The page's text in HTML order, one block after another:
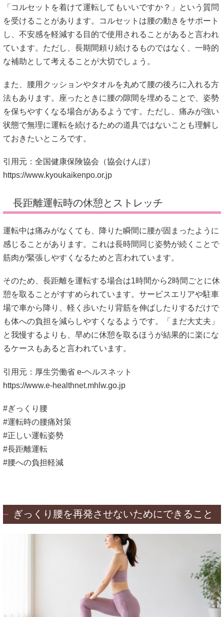
「コルセットを着けて運転してもいいですか？」という質問
を受けることがあります。コルセットは腰の動きをサポート
し、不安感を軽減する目的で使用されることがあると言われ
ています。ただし、長期間頼り続けるものではなく、一時的
な補助として考えることが大切でしょう。
また、腰用クッションやタオルを丸めて腰の後ろに入れる方
法もあります。座ったときに腰の隙間を埋めることで、姿勢
を保ちやすくなる場合があるようです。ただし、痛みが強い
状態で無理に運転を続けるための道具ではないことも理解し
ておきたいところです。
引用元：全国健康保険協会（協会けんぽ）
https://www.kyoukaikenpo.or.jp
長距離運転時の休憩とストレッチ
運転中は痛みがなくても、降りた瞬間に腰が固まったように
感じることがあります。これは長時間同じ姿勢が続くことで
筋肉が緊張しやすくなるためと言われています。
そのため、長距離を運転する場合は1時間から2時間ごとに休
憩を取ることがすすめられています。サービスエリアや駐車
場で車から降り、軽く歩いたり背筋を伸ばしたりするだけで
も体への負担を減らしやすくなるようです。「まだ大丈夫」
と我慢するよりも、早めに休憩を取るほうが結果的に楽にな
るケースもあると言われています。
引用元：厚生労働省 e-ヘルスネット
https://www.e-healthnet.mhlw.go.jp
#ぎっくり腰
#運転時の腰痛対策
#正しい運転姿勢
#長距離運転
#腰への負担軽減
ぎっくり腰を再発させないためにできること